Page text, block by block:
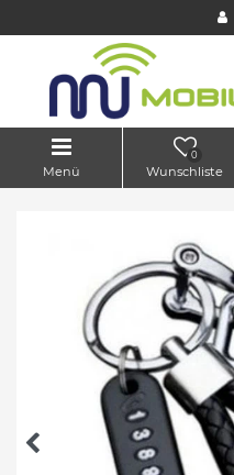
Menü
0
Wunschliste